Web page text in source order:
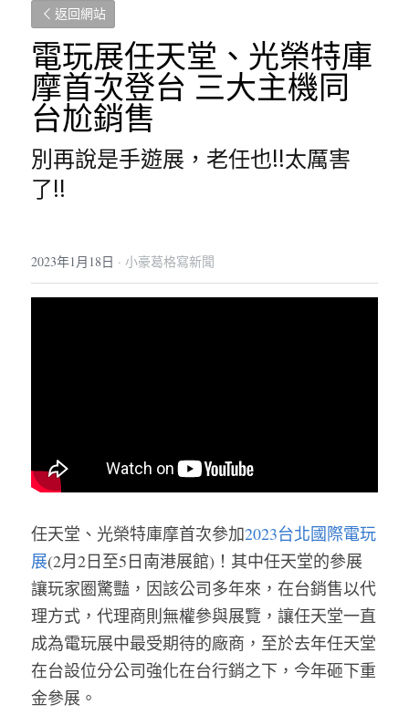
返回網站
電玩展任天堂、光榮特庫
摩首次登台 三大主機同
台尬銷售
別再說是手遊展，老任也!!太厲害
了!!
2023年1月18日 · 小豪葛格寫新聞
任天堂、光榮特庫摩首次參加2023台北國際電玩
展(2月2日至5日南港展館)！其中任天堂的參展
讓玩家圈驚豔，因該公司多年來，在台銷售以代
理方式，代理商則無權參與展覽，讓任天堂一直
成為電玩展中最受期待的廠商，至於去年任天堂
在台設位分公司強化在台行銷之下，今年砸下重
金參展。